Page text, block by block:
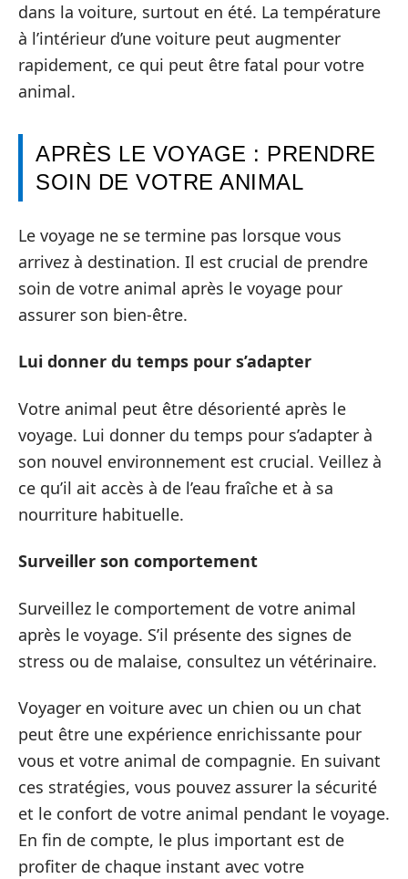
dans la voiture, surtout en été. La température
à l’intérieur d’une voiture peut augmenter
rapidement, ce qui peut être fatal pour votre
animal.
APRÈS LE VOYAGE : PRENDRE
SOIN DE VOTRE ANIMAL
Le voyage ne se termine pas lorsque vous
arrivez à destination. Il est crucial de prendre
soin de votre animal après le voyage pour
assurer son bien-être.
Lui donner du temps pour s’adapter
Votre animal peut être désorienté après le
voyage. Lui donner du temps pour s’adapter à
son nouvel environnement est crucial. Veillez à
ce qu’il ait accès à de l’eau fraîche et à sa
nourriture habituelle.
Surveiller son comportement
Surveillez le comportement de votre animal
après le voyage. S’il présente des signes de
stress ou de malaise, consultez un vétérinaire.
Voyager en voiture avec un chien ou un chat
peut être une expérience enrichissante pour
vous et votre animal de compagnie. En suivant
ces stratégies, vous pouvez assurer la sécurité
et le confort de votre animal pendant le voyage.
En fin de compte, le plus important est de
profiter de chaque instant avec votre